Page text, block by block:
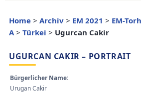
Home > Archiv > EM 2021 > EM-
A> Türkei > Ugurcan Cakir
UGURCAN CAKIR – PORTRAIT
Bürgerlicher Name:
Urugan Cakir